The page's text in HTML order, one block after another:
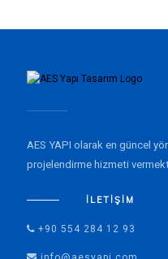
AES YAPI olarak en güncel
projelendirme hizmeti
İLETIŞIM
+90 554 284 12 93